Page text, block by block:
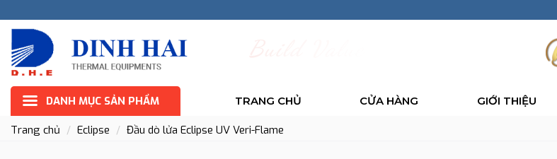
DANH MỤC SẢN PHẨM TRANG CHỦ CỬA HÀNG GIỚI THIỆU
Trang chủ Eclipse Đầu dò lửa Eclipse UV Veri-Flame